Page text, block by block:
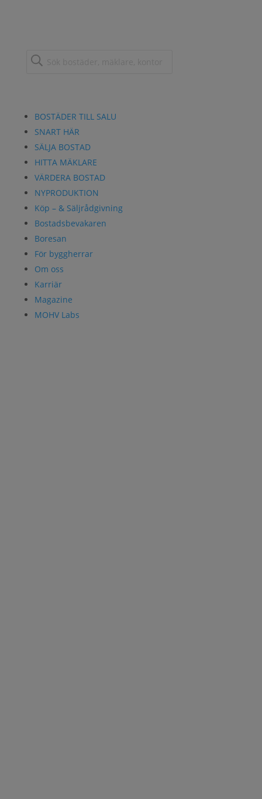
BOSTÄDER TILL SALU
SNART HÄR
SÄLJA BOSTAD
HITTA MÄKLARE
VÄRDERA BOSTAD
NYPRODUKTION
Köp – & Säljrådgivning
Bostadsbevakaren
Boresan
För byggherrar
Om oss
Karriär
Magazine
MOHV Labs